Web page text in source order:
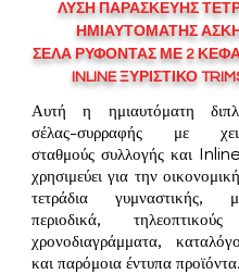
ΛΥΣΗ ΠΑΡΑΣΚΕΥΗΣ
ΗΜΙΑΥΤΟΜΑΤΗΣ
ΣΕΛΑ ΡΥΦΟΝΤΑΣ ΜΕ 2
INLINE ΞΥΡΙΣΤΙΚΟ
Αυτή η ημιαυτόματη
σέλας-συρραφής με
σταθμούς συλλογής και
χρησιμεύει για την
τετράδια γυμναστικής,
περιοδικά,
χρονοδιαγράμματα,
και παρόμοια έντυπα προϊόντα.